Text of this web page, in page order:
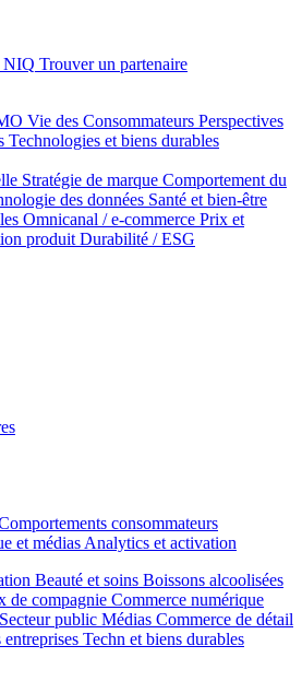
NIQ Trouver un partenaire
Vie des Consommateurs Perspectives
Technologies et biens durables
Stratégie de marque Comportement du
des données Santé et bien‑être
Omnicanal / e‑commerce Prix et
produit Durabilité / ESG
consommateurs
et médias Analytics et activation
Beauté et soins Boissons alcoolisées
de compagnie Commerce numérique
Secteur public Médias Commerce de détail
entreprises Techn et biens durables